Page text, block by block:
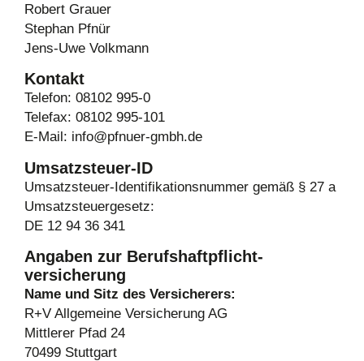
Robert Grauer
Stephan Pfnür
Jens-Uwe Volkmann
Kontakt
Telefon: 08102 995-0
Telefax: 08102 995-101
E-Mail: info@pfnuer-gmbh.de
Umsatzsteuer-ID
Umsatzsteuer-Identifikationsnummer gemäß § 27 a
Umsatzsteuergesetz:
DE 12 94 36 341
Angaben zur Berufs­haftpflicht­
versicherung
Name und Sitz des Versicherers:
R+V Allgemeine Versicherung AG
Mittlerer Pfad 24
70499 Stuttgart